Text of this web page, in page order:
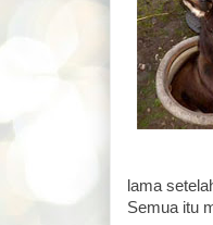
lama
Semua itu